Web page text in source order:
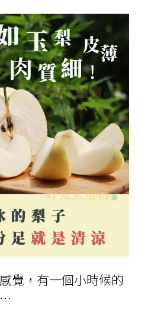
覺，有一個小時候的